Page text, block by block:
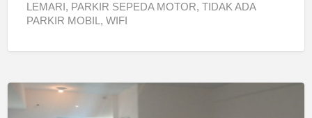
LEMARI, PARKIR SEPEDA MOTOR, TIDAK ADA
PARKIR MOBIL, WIFI
Apartemen
Gunawangsa